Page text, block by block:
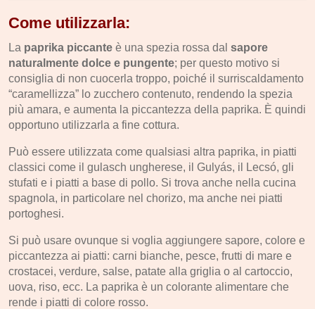
Come utilizzarla:
La paprika piccante è una spezia rossa dal sapore
naturalmente dolce e pungente; per questo motivo si
consiglia di non cuocerla troppo, poiché il surriscaldamento
“caramellizza” lo zucchero contenuto, rendendo la spezia
più amara, e aumenta la piccantezza della paprika. È quindi
opportuno utilizzarla a fine cottura.
Può essere utilizzata come qualsiasi altra paprika, in piatti
classici come il gulasch ungherese, il Gulyás, il Lecsó, gli
stufati e i piatti a base di pollo. Si trova anche nella cucina
spagnola, in particolare nel chorizo, ma anche nei piatti
portoghesi.
Si può usare ovunque si voglia aggiungere sapore, colore e
piccantezza ai piatti: carni bianche, pesce, frutti di mare e
crostacei, verdure, salse, patate alla griglia o al cartoccio,
uova, riso, ecc. La paprika è un colorante alimentare che
rende i piatti di colore rosso.